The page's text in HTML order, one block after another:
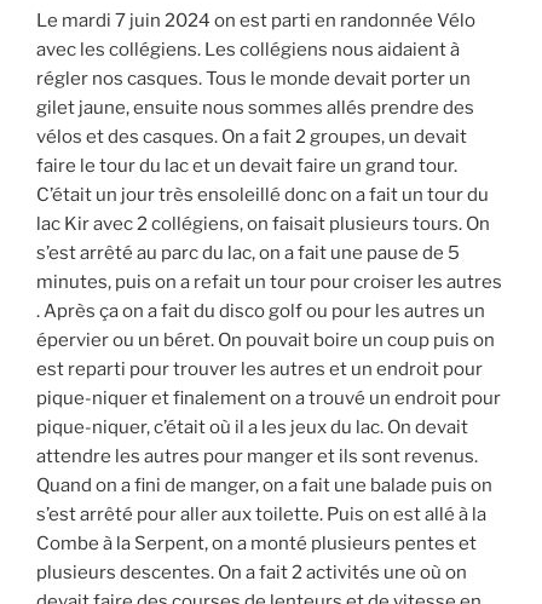
Le mardi 7 juin 2024 on est parti en randonnée Vélo
avec les collégiens. Les collégiens nous aidaient à
régler nos casques. Tous le monde devait porter un
gilet jaune, ensuite nous sommes allés prendre des
vélos et des casques. On a fait 2 groupes, un devait
faire le tour du lac et un devait faire un grand tour.
C’était un jour très ensoleillé donc on a fait un tour du
lac Kir avec 2 collégiens, on faisait plusieurs tours. On
s’est arrêté au parc du lac, on a fait une pause de 5
minutes, puis on a refait un tour pour croiser les autres
. Après ça on a fait du disco golf ou pour les autres un
épervier ou un béret. On pouvait boire un coup puis on
est reparti pour trouver les autres et un endroit pour
pique-niquer et finalement on a trouvé un endroit pour
pique-niquer, c’était où il a les jeux du lac. On devait
attendre les autres pour manger et ils sont revenus.
Quand on a fini de manger, on a fait une balade puis on
s’est arrêté pour aller aux toilette. Puis on est allé à la
Combe à la Serpent, on a monté plusieurs pentes et
plusieurs descentes. On a fait 2 activités une où on